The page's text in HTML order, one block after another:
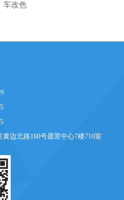
车改色
边北路160号愿景中心7楼710室